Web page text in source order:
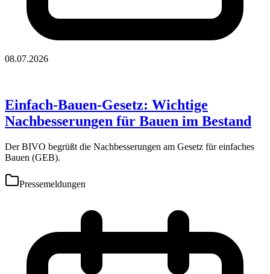
08.07.2026
Einfach-Bauen-Gesetz: Wichtige
Nachbesserungen für Bauen im Bestand
Der BIVO begrüßt die Nachbesserungen am Gesetz für einfaches
Bauen (GEB).
Pressemeldungen